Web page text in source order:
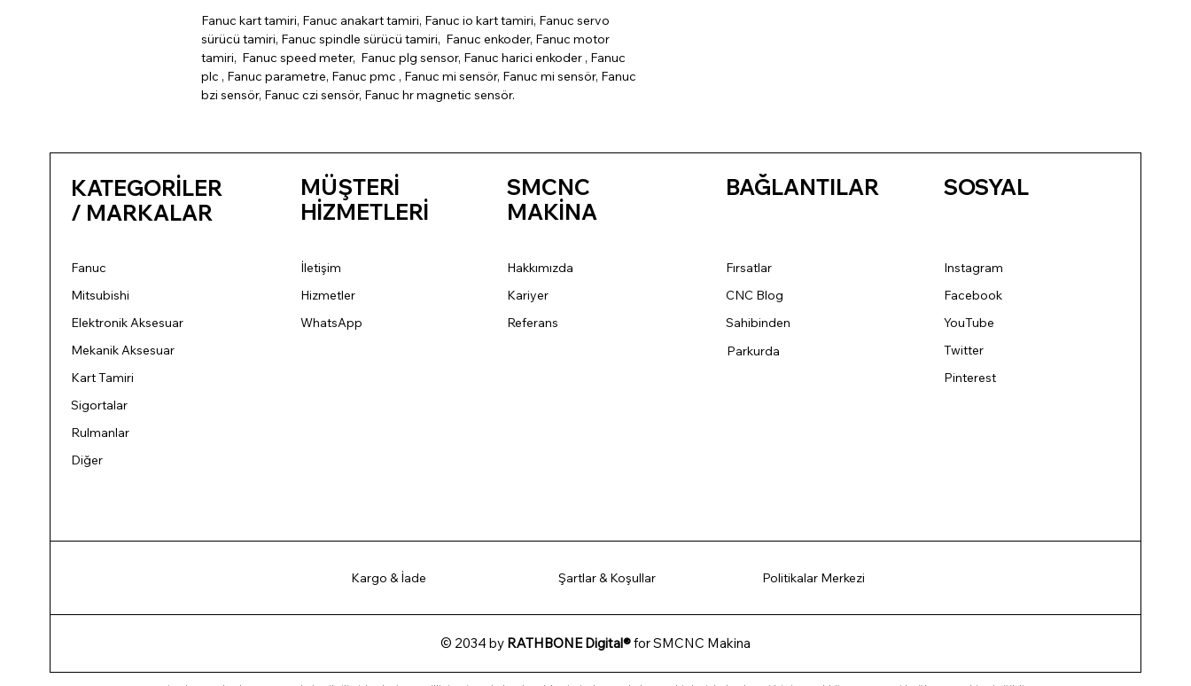
Fanuc kart tamiri, Fanuc anakart tamiri, Fanuc io kart tamiri, Fanuc servo
sürücü tamiri, Fanuc spindle sürücü tamiri, Fanuc enkoder, Fanuc motor
tamiri, Fanuc speed meter, Fanuc plg sensor, Fanuc harici enkoder , Fanuc
plc , Fanuc parametre, Fanuc pmc , Fanuc mi sensör, Fanuc mi sensör, Fanuc
bzi sensör, Fanuc czi sensör, Fanuc hr magnetic sensör.
KATEGORİLER
/ MARKALAR
Fanuc
Mitsubishi
Elektronik Aksesuar
Mekanik Aksesuar
Kart Tamiri
Sigortalar
Rulmanlar
Diğer
MÜŞTERİ
HİZMETLERİ
İletişim
Hizmetler
WhatsApp
SMCNC
MAKİNA
Hakkımızda
Kariyer
Referans
BAĞLANTILAR
Fırsatlar
CNC Blog
Sahibinden
Parkurda
SOSYAL
Instagram
Facebook
YouTube
Twitter
Pinterest
Kargo & İade Şartlar & Koşullar Politikalar Merkezi
© 2034 by RATHBONE Digital®for SMCNC Makina